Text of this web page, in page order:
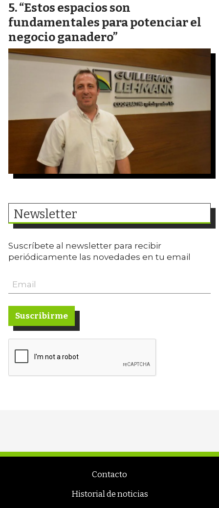
“Estos espacios son
fundamentales para potenciar el
negocio ganadero”
Newsletter
Suscríbete al newsletter para recibir
periódicamente las novedades en tu email
Suscribirme
Contacto
Historial de noticias